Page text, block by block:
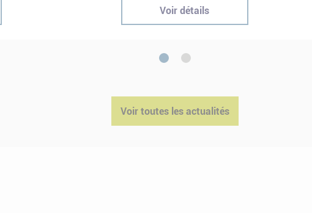
Voir détails
Voir toutes les actualités